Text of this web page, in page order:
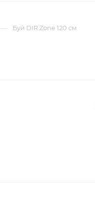
— Буй DIR Zone 120 см